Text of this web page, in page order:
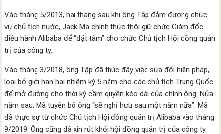
Vào tháng 5/2013, hai tháng sau khi ông Tập đảm đương chức
vụ chủ tịch nước, Jack Ma chính thứcthôi giữ chức Giám đốc
điều hành Alibaba để “đặt tâm” cho chức Chủ tịch Hội đồng quản
trị của công ty.
Vào tháng 3/2018, ông Tập đã thúc đẩy việc sửa đổi hiến pháp,
loại bỏ giới hạn hai nhiệm kỳ 5 năm cho các chủ tịch Trung Quốc
để mở đường cho thời kỳ cầm quyền kéo dài của chính ông. Nửa
năm sau, Mã tuyên bố ông “sẽ nghỉ hưu sau một năm nữa”. Mã
đã thực sự từ chức Chủ tịch Hội đồng quản trị Alibaba vào tháng
9/2019. Ông cũng đã xin rút khỏi hội đồng quản trị của công ty